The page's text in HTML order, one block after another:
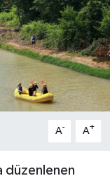
A- A+
düzenlenen